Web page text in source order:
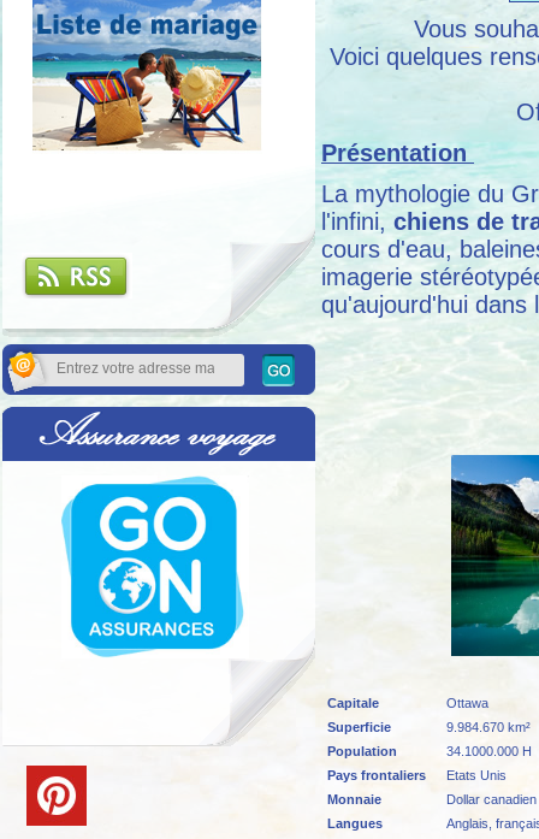
Vous
Voici quelques
Présentation
La mythologie du
l'infini, chiens de
cours d'eau,
imagerie
qu'aujourd'hui dans
Capitale
Ottawa
Superficie
9.984.670 km²
Population
34.1000.000 H
Pays frontaliers
Etats Unis
Monnaie
Dollar canadien
Langues
Anglais,